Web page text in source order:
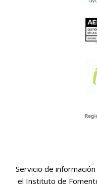
Servicio de
el Instituto de